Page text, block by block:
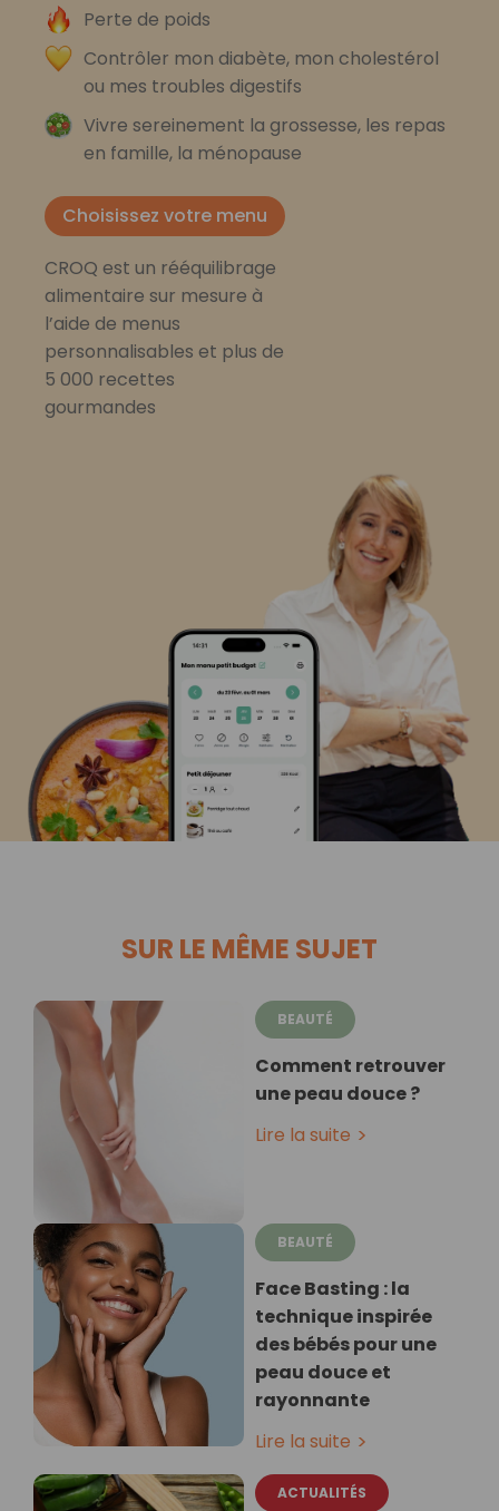
Perte de poids
Contrôler mon diabète, mon cholestérol
ou mes troubles digestifs
Vivre sereinement la grossesse, les repas
en famille, la ménopause
Choisissez votre menu
CROQ est un rééquilibrage
alimentaire sur mesure à
l’aide de menus
personnalisables et plus de
5 000 recettes
gourmandes
SUR LE MÊME SUJET
BEAUTÉ
Comment retrouver
une peau douce ?
Lire la suite
BEAUTÉ
Face Basting : la
technique inspirée
des bébés pour une
peau douce et
rayonnante
Lire la suite
ACTUALITÉS